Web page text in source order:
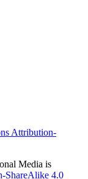
Attribution-
Media is
ShareAlike 4.0